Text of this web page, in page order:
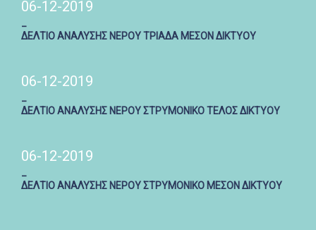
06-12-2019
ΔΕΛΤΙΟ ΑΝΑΛΥΣΗΣ ΝΕΡΟΥ ΤΡΙΑΔΑ ΜΕΣΟΝ ΔΙΚΤΥΟΥ
06-12-2019
ΔΕΛΤΙΟ ΑΝΑΛΥΣΗΣ ΝΕΡΟΥ ΣΤΡΥΜΟΝΙΚΟ ΤΕΛΟΣ ΔΙΚΤΥΟΥ
06-12-2019
ΔΕΛΤΙΟ ΑΝΑΛΥΣΗΣ ΝΕΡΟΥ ΣΤΡΥΜΟΝΙΚΟ ΜΕΣΟΝ ΔΙΚΤΥΟΥ